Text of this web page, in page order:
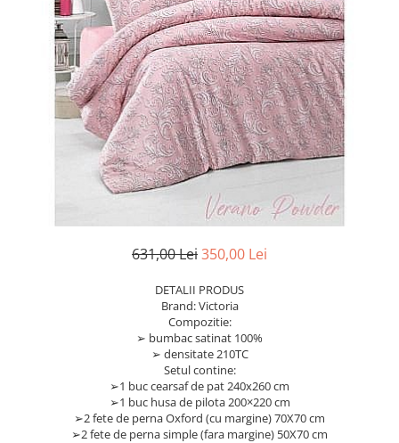
631,00 Lei350,00 Lei
DETALII PRODUS
Brand: Victoria
Compozitie:
➢ bumbac satinat 100%
➢ densitate 210TC
Setul contine:
➢1 buc cearsaf de pat 240x260 cm
➢1 buc husa de pilota 200×220 cm
➢2 fete de perna Oxford (cu margine) 70X70 cm
➢2 fete de perna simple (fara margine) 50X70 cm